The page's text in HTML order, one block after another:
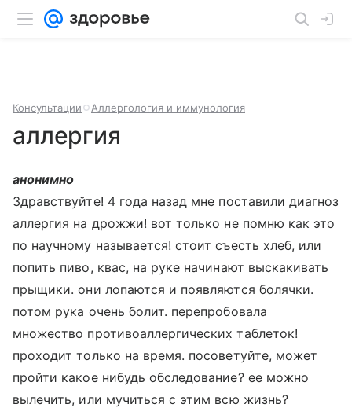
Консультации Аллергология и иммунология
аллергия
анонимно
Здравствуйте! 4 года назад мне поставили диагноз
аллергия на дрожжи! вот только не помню как это
по научному называется! стоит съесть хлеб, или
попить пиво, квас, на руке начинают выскакивать
прыщики. они лопаются и появляются болячки.
потом рука очень болит. перепробовала
множество противоаллергических таблеток!
проходит только на время. посоветуйте, может
пройти какое нибудь обследование? ее можно
вылечить, или мучиться с этим всю жизнь?